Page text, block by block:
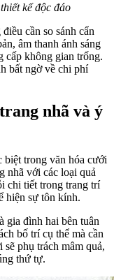
kế độc đáo
cần so sánh cẩn
âm thanh ánh sáng
cấp không gian trống.
bất ngờ về chi phí
nhã và ý
biệt trong văn hóa cưới
nhã với các loại quả
chi tiết trong trang trí
hiện sự tôn kính.
gia đình hai bên tuân
bố trí cụ thể mà cần
phụ trách mâm quả,
thứ tự.